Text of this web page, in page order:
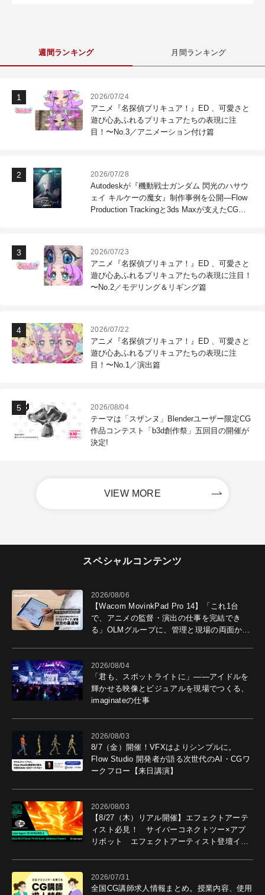
週間ランキング 月間ランキング
2026/07/24
アニメ『名探偵プリキュア！』ED 、可愛さと
遊び心あふれるプリキュアたちの表現に注
目！〜No.3／アニメーション付け篇
2026/07/28
Autodeskが『機動戦士ガンダム 閃光のハサウ
ェイ キルケーの魔女』制作事例を公開―Flow
Production Trackingと3ds Maxが支えたCG制
2026/07/23
アニメ『名探偵プリキュア！』ED 、可愛さと
遊び心あふれるプリキュアたちの表現に注目！
〜No.2／モデリング＆リギング篇
2026/07/22
アニメ『名探偵プリキュア！』ED 、可愛さと
遊び心あふれるプリキュアたちの表現に注
目！〜No.1／演出篇
2026/08/04
テーマは「スザンヌ」Blenderユーザー限定CG
作品コンテスト「b3d創作祭」五回目の開催が
決定!
VIEW MORE
スペシャルコンテンツ
2026/08/06
【Wacom MovinkPad Pro 14】「これ1台
で、アニメの監督・演出の仕事を完結でき
る」OLMグループに、管理と現場の両面から
2026/08/04
「君も、スポットライトに」――アイドルを
輝かせる映像とビジュアルを現場でつくる、
imaginateの仕事
2026/08/03
8/7（金）開催！VFXはよりシンプルに。
Flow Studio 開発者が語る次世代のAI・CGワ
ークフロー【来日講演】
2026/08/03
【8/27（木）リアル開催】エフェクトアーテ
ィスト必見！ サイバーコネクトツー×アプ
リボット エフェクトアーティスト登壇イベ
2026/07/31
全国CG講師求人情報まとめ。授業内容、使用